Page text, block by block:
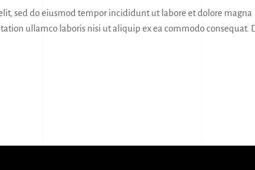
sed do eiusmod tempor incididunt ut labore et dolore magna
ullamco laboris nisi ut aliquip ex ea commodo consequat.